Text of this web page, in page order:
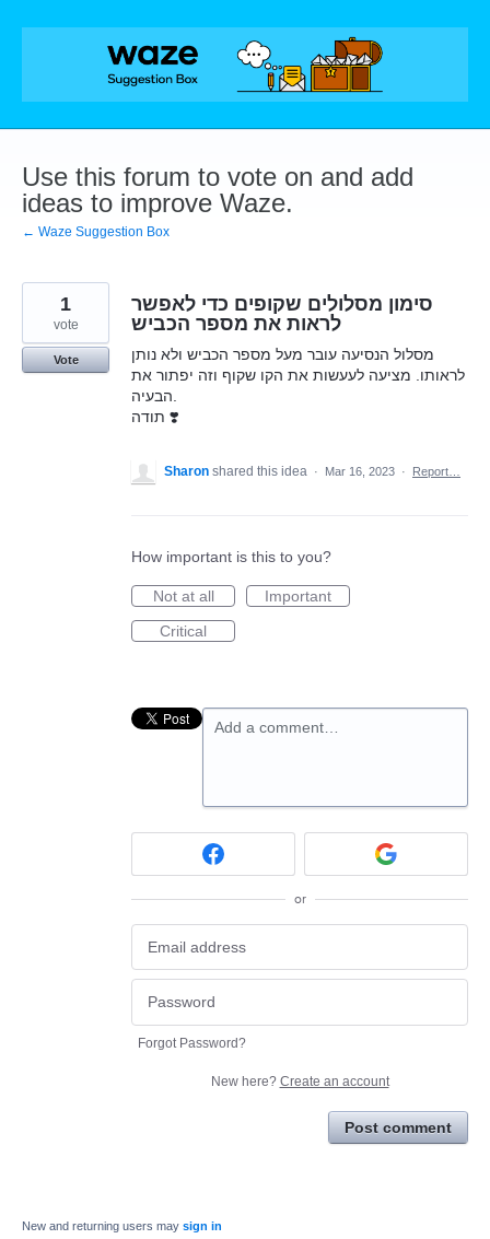
Skip
Use this forum to vote on and add
ideas to improve Waze.
← Waze Suggestion Box
סימון מסלולים שקופים כדי לאפשר
לראות את מספר הכביש
מסלול הנסיעה עובר מעל מספר הכביש ולא נותן
לראותו. מציעה לעעשות את הקו שקוף וזה יפתור את
תודה ❣️
1
vote
Vote
Sharon shared this idea · Mar 16, 2023 · Report…
How important is this to you?
Not at all
Important
Critical
Add a comment…
or
Forgot Password?
New here? Create an account
Post comment
New and returning users may sign in